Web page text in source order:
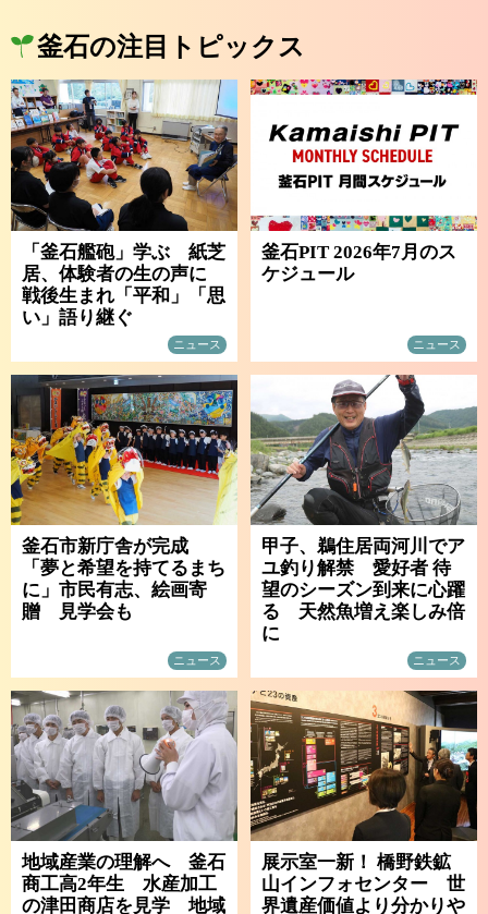
釜石の注目トピックス
「釜石艦砲」学ぶ 紙芝
居、体験者の生の声に
戦後生まれ「平和」「思
い」語り継ぐ
ニュース
釜石PIT 2026年7月のス
ケジュール
ニュース
釜石市新庁舎が完成
「夢と希望を持てるまち
に」市民有志、絵画寄
贈 見学会も
ニュース
甲子、鵜住居両河川でア
ユ釣り解禁 愛好者 待
望のシーズン到来に心躍
る 天然魚増え楽しみ倍
に
ニュース
地域産業の理解へ 釜石
商工高2年生 水産加工
の津田商店を見学 地域
展示室一新！ 橋野鉄鉱
山インフォセンター 世
界遺産価値より分かりや